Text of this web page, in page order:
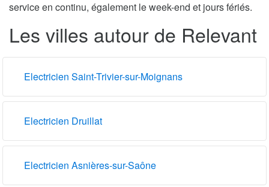
service en continu, également le week-end et jours fériés.
Les villes autour de Relevant
Electricien Saint-Trivier-sur-Moignans
Electricien Druillat
Electricien Asnières-sur-Saône